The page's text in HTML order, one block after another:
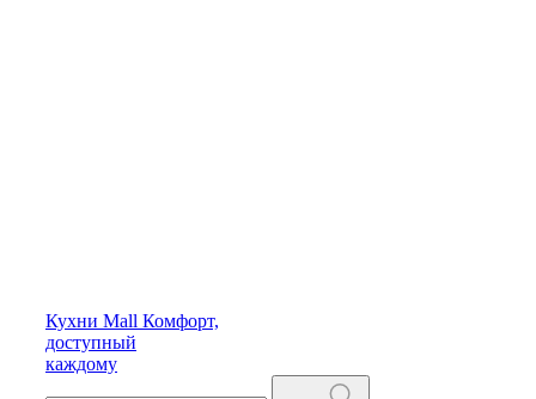
Кухни Mall Комфорт,
доступный
каждому